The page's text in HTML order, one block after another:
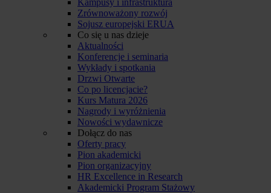
Zrównoważony rozwój
Sojusz europejski ERUA
Co się u nas dzieje
Aktualności
Konferencje i seminaria
Wykłady i spotkania
Drzwi Otwarte
Co po licencjacie?
Kurs Matura 2026
Nagrody i wyróżnienia
Nowości wydawnicze
Dołącz do nas
Oferty pracy
Pion akademicki
Pion organizacyjny
HR Excellence in Research
Akademicki Program Stażowy